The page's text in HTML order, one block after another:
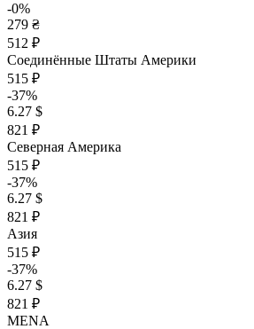
-0%
279 ₴
512 ₽
Соединённые Штаты Америки
515 ₽
-37%
6.27 $
821 ₽
Северная Америка
515 ₽
-37%
6.27 $
821 ₽
Азия
515 ₽
-37%
6.27 $
821 ₽
MENA